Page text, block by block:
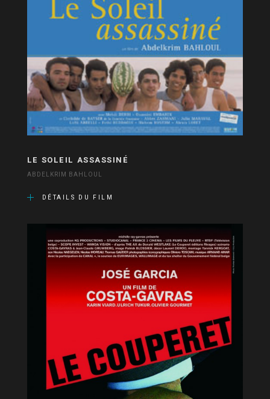
LE SOLEIL ASSASSINÉ
ABDELKRIM BAHLOUL
DÉTAILS DU FILM